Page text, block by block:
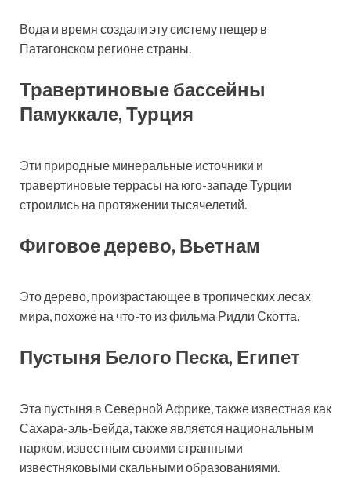
Вода и время создали эту систему пещер в
Патагонском регионе страны.
Травертиновые бассейны
Памуккале, Турция
Эти природные минеральные источники и
травертиновые террасы на юго-западе Турции
строились на протяжении тысячелетий.
Фиговое дерево, Вьетнам
Это дерево, произрастающее в тропических лесах
мира, похоже на что-то из фильма Ридли Скотта.
Пустыня Белого Песка, Египет
Эта пустыня в Северной Африке, также известная как
Сахара-эль-Бейда, также является национальным
парком, известным своими странными
известняковыми скальными образованиями.